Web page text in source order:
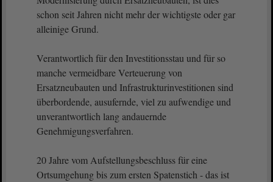
schon seit Jahren nicht mehr der wichtigste oder gar
alleinige Grund.
Verantwortlich für den Investitionsstau und für so
manche vermeidbare Verteuerung von
Ersatzneubauten und Infrastrukturinvestitionen sind
überbordende, ausufernde, viel zu aufwendige und
unverantwortlich lang andauernde
Genehmigungsverfahren.
20 Jahre vom Aufstellungsbeschluss für eine
Ortsumgehung bis zum ersten Spatenstich - das ist